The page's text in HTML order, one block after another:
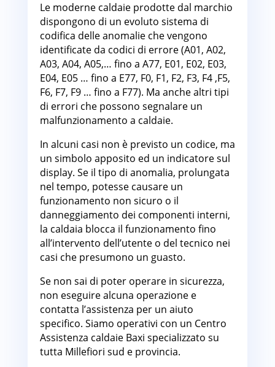
Le moderne caldaie prodotte dal marchio
dispongono di un evoluto sistema di
codifica delle anomalie che vengono
identificate da codici di errore (A01, A02,
A03, A04, A05,… fino a A77, E01, E02, E03,
E04, E05 … fino a E77, F0, F1, F2, F3, F4 ,F5,
F6, F7, F9 … fino a F77). Ma anche altri tipi
di errori che possono segnalare un
malfunzionamento a caldaie.
In alcuni casi non è previsto un codice, ma
un simbolo apposito ed un indicatore sul
display. Se il tipo di anomalia, prolungata
nel tempo, potesse causare un
funzionamento non sicuro o il
danneggiamento dei componenti interni,
la caldaia blocca il funzionamento fino
all’intervento dell’utente o del tecnico nei
casi che presumono un guasto.
Se non sai di poter operare in sicurezza,
non eseguire alcuna operazione e
contatta l’assistenza per un aiuto
specifico. Siamo operativi con un Centro
Assistenza caldaie Baxi specializzato su
tutta Millefiori sud e provincia.